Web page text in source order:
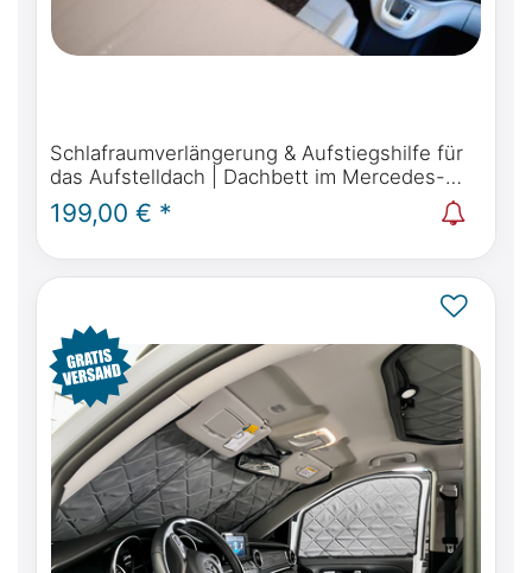
Schlafraumverlängerung & Aufstiegshilfe für
das Aufstelldach | Dachbett im Mercedes-
Benz Marco Polo, Horizon, Activity W447 &
Viano Marco Polo W639
199,00 € *